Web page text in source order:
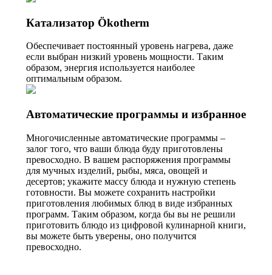
Катализатор Ökotherm
Обеспечивает постоянный уровень нагрева, даже
если выбран низкий уровень мощности. Таким
образом, энергия используется наиболее
оптимальным образом.
Автоматические программы и избранное
Многочисленные автоматические программы –
залог того, что ваши блюда буду приготовлены
превосходно. В вашем распоряжения программы
для мучных изделий, рыбы, мяса, овощей и
десертов; укажите массу блюда и нужную степень
готовности. Вы можете сохранить настройки
приготовления любимых блюд в виде избранных
программ. Таким образом, когда бы вы не решили
приготовить блюдо из цифровой кулинарной книги,
вы можете быть уверены, оно получится
превосходно.